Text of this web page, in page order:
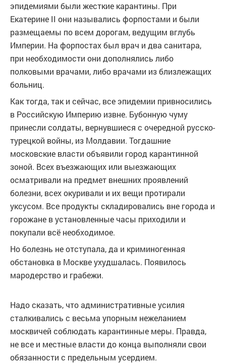
эпидемиями были жесткие карантины. При
Екатерине II они назывались форпостами и были
размещаемы по всем дорогам, ведущим вглубь
Империи. На форпостах был врач и два санитара,
при необходимости они дополнялись либо
полковыми врачами, либо врачами из близлежащих
больниц.
Как тогда, так и сейчас, все эпидемии привносились
в Российскую Империю извне. Бубонную чуму
принесли солдаты, вернувшиеся с очередной русско-
турецкой войны, из Молдавии. Тогдашние
московские власти объявили город карантинной
зоной. Всех въезжающих или выезжающих
осматривали на предмет внешних проявлений
болезни, всех окуривали и их вещи протирали
уксусом. Все продукты складировались вне города и
горожане в установленные часы приходили и
покупали всё необходимое.
Но болезнь не отступала, да и криминогенная
обстановка в Москве ухудшалась. Появилось
мародерство и грабежи.
Надо сказать, что административные усилия
сталкивались с весьма упорным нежеланием
москвичей соблюдать карантинные меры. Правда,
не все и местные власти до конца выполняли свои
обязанности с предельным усердием.